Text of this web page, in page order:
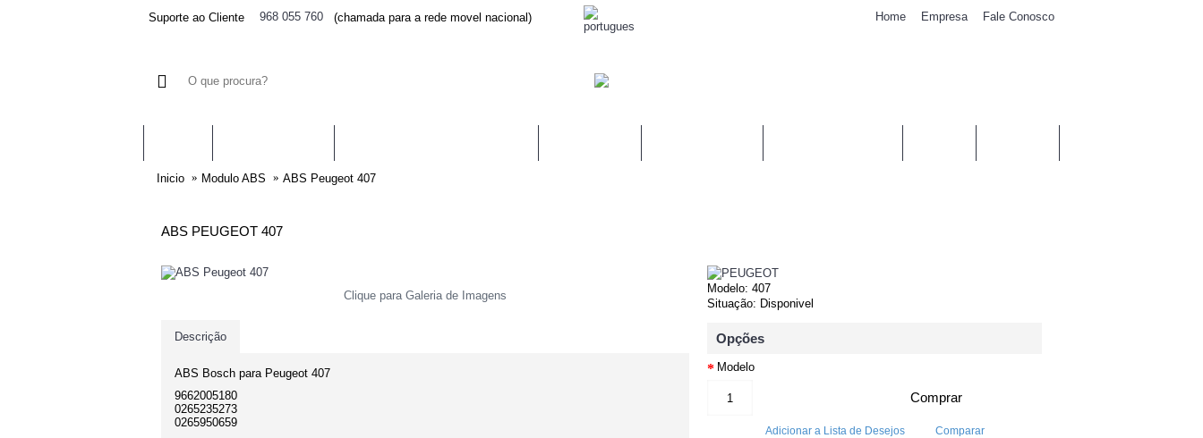
Suporte ao Cliente 968 055 760 (chamada para a rede movel nacional) Home Empresa Fale Conosco
Inicio Modulo ABS ABS Peugeot 407
ABS PEUGEOT 407
Clique para Galeria de Imagens
Descrição
ABS Bosch para Peugeot 407
9662005180
0265235273
0265950659
Modelo:407
Situação: Disponivel
Opções
Modelo
Comprar
Adicionar a Lista de Desejos Comparar